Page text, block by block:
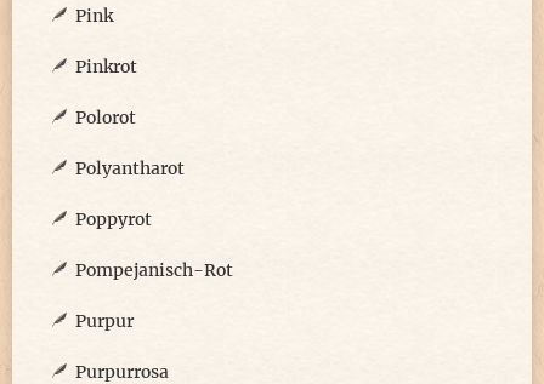
Pink
Pinkrot
Polorot
Polyantharot
Poppyrot
Pompejanisch-Rot
Purpur
Purpurrosa